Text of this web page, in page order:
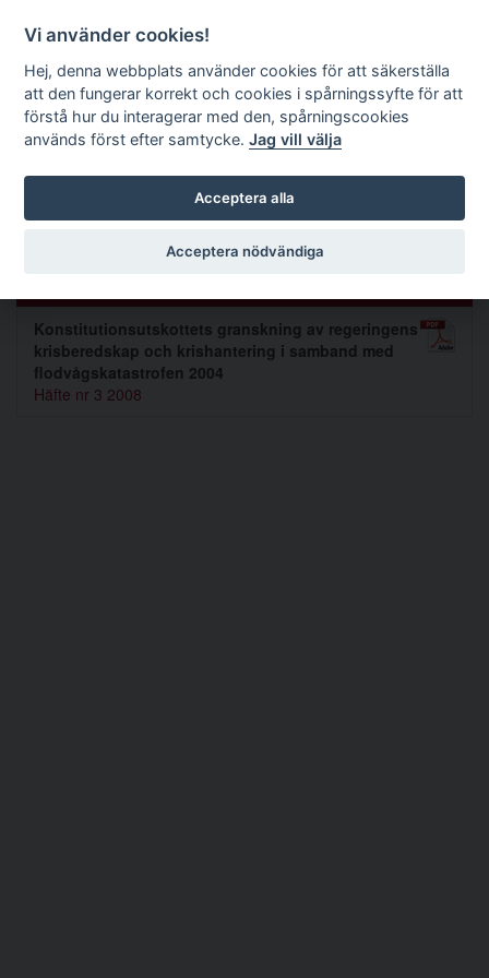
Förvaltningsrättslig tidskrift
Sök
Ingvar Mattson
Konstitutionsutskottets granskning av regeringens
krisberedskap och krishantering i samband med
flodvågskatastrofen 2004
Häfte nr 3 2008
Vi använder cookies!
Hej, denna webbplats använder cookies för att säkerställa
att den fungerar korrekt och cookies i spårningssyfte för att
förstå hur du interagerar med den, spårningscookies
används först efter samtycke.Jag vill välja
Acceptera alla
Acceptera nödvändiga